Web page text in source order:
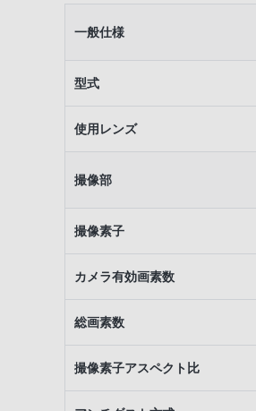
一般仕様
型式
使用レンズ
撮像部
撮像素子
カメラ有効画素数
総画素数
撮像素子アスペクト比